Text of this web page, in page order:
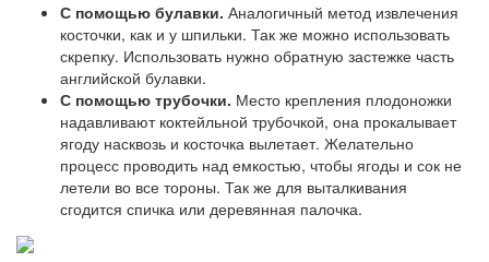
С помощью булавки. Аналогичный метод извлечения
косточки, как и у шпильки. Так же можно использовать
скрепку. Использовать нужно обратную застежке часть
английской булавки.
С помощью трубочки. Место крепления плодоножки
надавливают коктейльной трубочкой, она прокалывает
ягоду насквозь и косточка вылетает. Желательно
процесс проводить над емкостью, чтобы ягоды и сок не
летели во все тороны. Так же для выталкивания
сгодится спичка или деревянная палочка.